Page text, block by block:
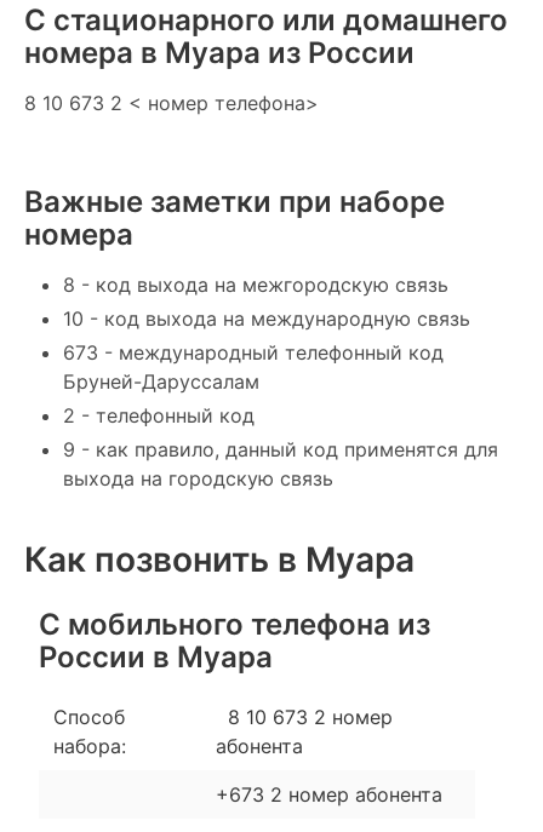
С стационарного или домашнего
номера в Муара из России
8 10 673 2 < номер телефона>
Важные заметки при наборе
номера
8 - код выхода на межгородскую связь
10 - код выхода на международную связь
673 - международный телефонный код
Бруней-Даруссалам
2 - телефонный код
9 - как правило, данный код применятся для
выхода на городскую связь
Как позвонить в Муара
С мобильного телефона из
России в Муара
Способ
набора:
8 10 673 2 номер
абонента
+673 2 номер абонента